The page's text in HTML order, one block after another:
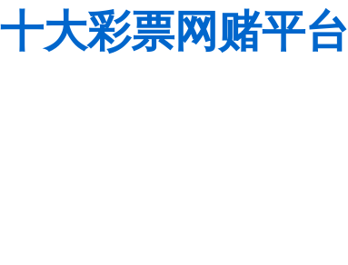
十大彩票网赌平台